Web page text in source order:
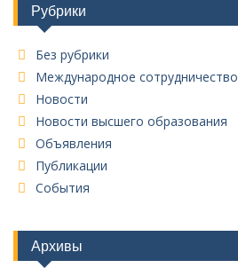
Рубрики
Без рубрики
Международное сотрудничество
Новости
Новости высшего образования
Объявления
Публикации
События
Архивы